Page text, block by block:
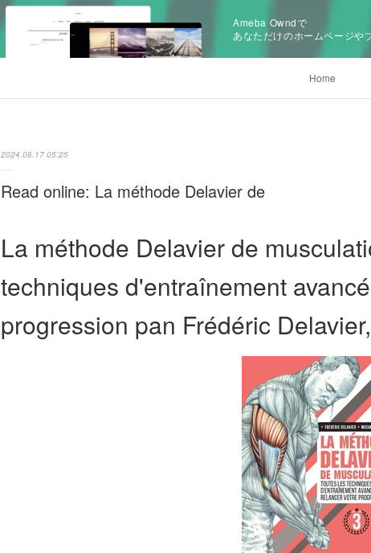
Ameba Owndで
あなただけのホームページや
Home
2024.06.17 05:25
Read online: La méthode Delavier de
La méthode Delavier de
techniques d'entraînement
progression pan Frédéric